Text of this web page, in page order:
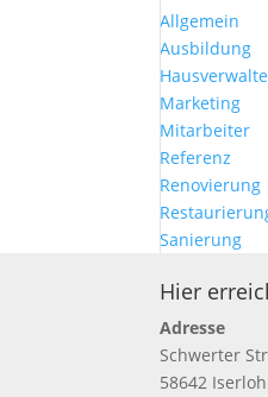
Allgemein
Ausbildung
Marketing
Mitarbeiter
Referenz
Renovierung
Sanierung
Hier
Adresse
Schwerter
58642